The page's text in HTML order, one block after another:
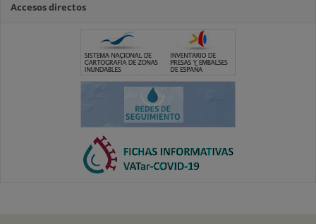
Accesos directos